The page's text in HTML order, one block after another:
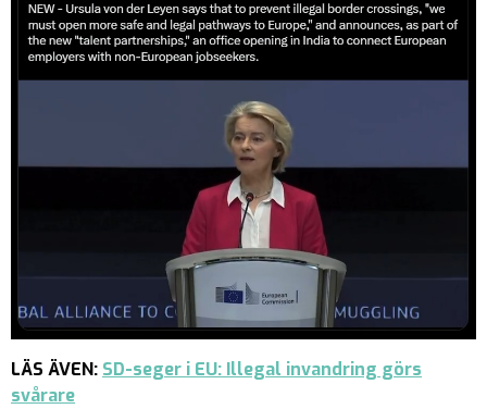
LÄS ÄVEN: SD-seger i EU: Illegal invandring görs
svårare